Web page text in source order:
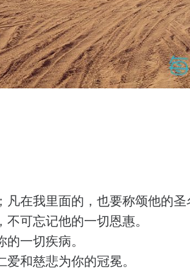
凡在我里面的，也要称颂他的圣
可忘记他的一切恩惠。
一切疾病。
和慈悲为你的冠冕。